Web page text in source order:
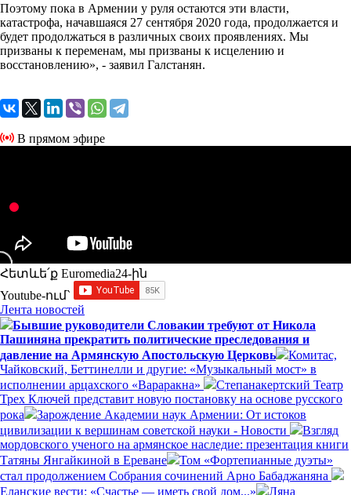
Поэтому пока в Армении у руля остаются эти власти,
катастрофа, начавшаяся 27 сентября 2020 года, продолжается и
будет продолжаться в различных своих проявлениях. Мы
призваны к переменам, мы призваны к исцелению и
восстановлению», - заявил Галстанян.
В прямом эфире
Հետևե՛ք Euromedia24-ին
Youtube-ում`
Лента новостей
Бывшие руководители Словакии требуют от Никола
Пашиняна прекратить политические преследования и
давление на Армянскую Апостольскую Церковь
Комитас,
Чайковский, Беттинелли и другие: «Музыкальный мост» в
исполнении арцахского «Вараракна»
Степанакертский Театр
Трех Ключей представит новую постановку на основе русского
рока
Зарождение Академии наук Армении: От истоков
цивилизации к вершинам советской науки - Новости
Взгляд
мордовского ученого на армянское наследие: презентация книги
Татяны Янгайкиной в Ереване
Том «Фортепианные дуэты»
стал продолжением Собрания сочинений Арно Бабаджаняна
Еланские вести: «Счастье — иметь свой дом...»
Ляна